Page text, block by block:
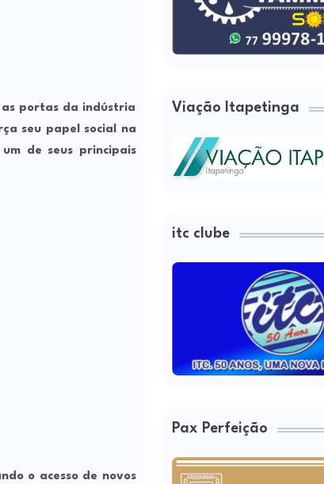
portas da indústria
seu papel social na
de seus principais
o acesso de novos
Viação Itapetinga
itc clube
Pax Perfeição